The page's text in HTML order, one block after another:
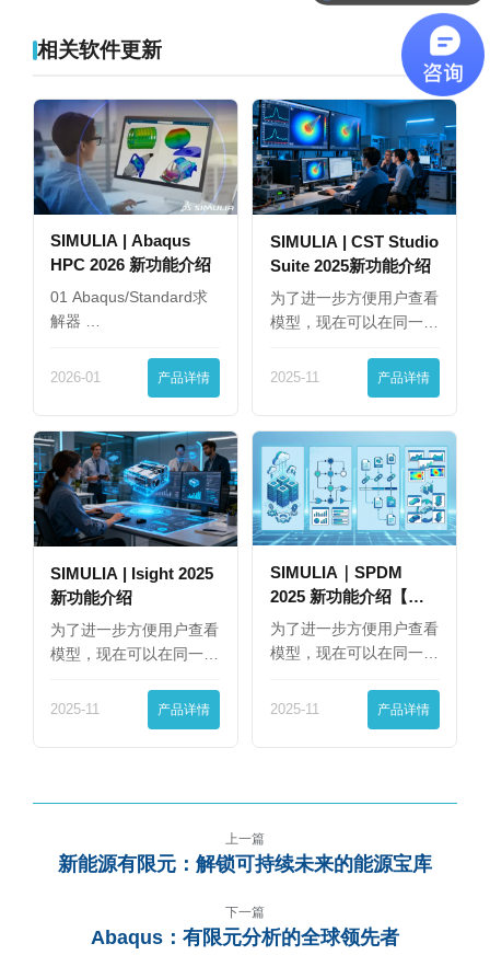
相关软件更新
SIMULIA | Abaqus
HPC 2026 新功能介绍
01 Abaqus/Standard求
解器 …
2026-01 产品详情
SIMULIA | CST Studio
Suite 2025新功能介绍
为了进一步方便用户查看
模型，现在可以在同一
2025-11 产品详情
SIMULIA | Isight 2025
新功能介绍
为了进一步方便用户查看
模型，现在可以在同一
2025-11 产品详情
SIMULIA｜SPDM
2025 新功能介绍【下
篇】
为了进一步方便用户查看
模型，现在可以在同一
2025-11 产品详情
上一篇
新能源有限元：解锁可持续未来的能源宝库
下一篇
Abaqus：有限元分析的全球领先者
软件有折扣吗？